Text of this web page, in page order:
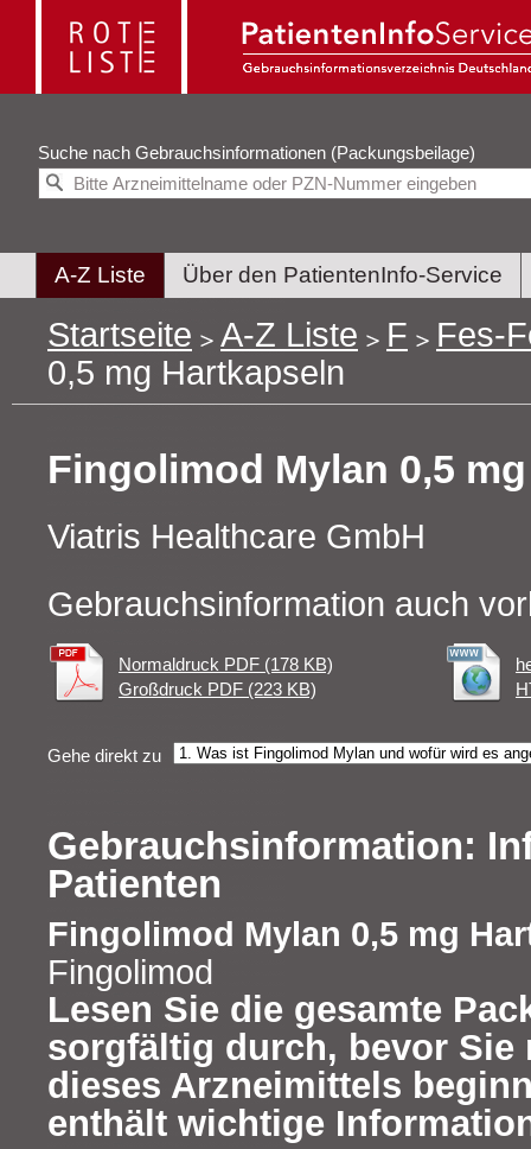
Suche nach Gebrauchsinformationen (Packungsbeilage)
A-Z Liste Über den PatientenInfo-Service
Startseite A-Z Liste F
Fes-
0,5 mg Hartkapseln
Fingolimod Mylan 0,5
Viatris Healthcare GmbH
Gebrauchsinformation auch
Normaldruck PDF (178 KB)
Großdruck PDF (223 KB)
Gehe direkt zu
Gebrauchsinformation:
Patienten
Fingolimod Mylan 0,5 mg
Fingolimod
Lesen Sie die gesamte
sorgfältig durch, bevor Sie
dieses Arzneimittels
enthält wichtige